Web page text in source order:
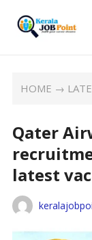
HOME →
Qater
latest